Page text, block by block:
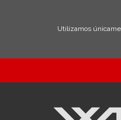
Utilizamos